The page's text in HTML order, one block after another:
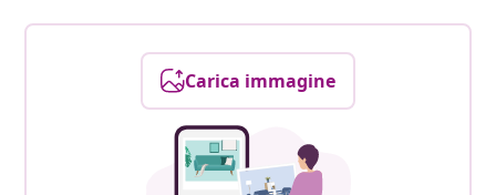
Carica immagine